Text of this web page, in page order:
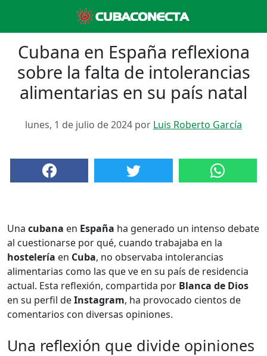
Cubana en España reflexiona
sobre la falta de intolerancias
alimentarias en su país natal
lunes, 1 de julio de 2024 por Luis Roberto García
Una cubana en España ha generado un intenso debate
al cuestionarse por qué, cuando trabajaba en la
hostelería en Cuba, no observaba intolerancias
alimentarias como las que ve en su país de residencia
actual. Esta reflexión, compartida por Blanca de Dios
en su perfil deInstagram, ha provocado cientos de
comentarios con diversas opiniones.
Una reflexión que divide opiniones